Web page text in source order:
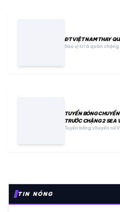
ĐT VIỆT NAM THAY
Sau vị trí á quân chặng
TUYỂN BÓNG
TRƯỚC CHẶNG 2 SEA
Tuyển bóng chuyền nữ
TIN NÓNG